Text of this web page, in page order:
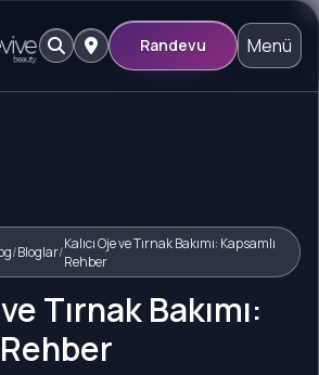
Randevu Menü
/Bloglar/Kalıcı Oje ve Tırnak Bakımı: Kapsamlı
Rehber
Tırnak Bakımı: